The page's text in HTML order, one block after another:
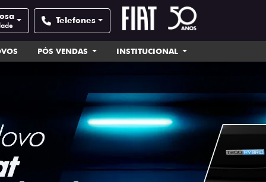
Telefones
PÓS VENDAS INSTITUCIONAL